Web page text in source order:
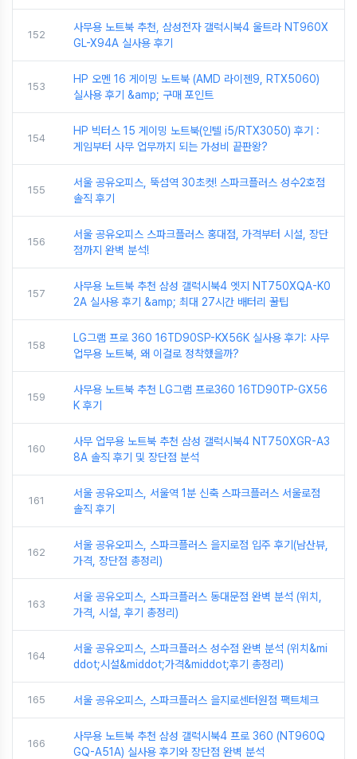
152
사무용 노트북 추천, 삼성전자 갤럭시북4 울트라 NT960X
GL-X94A 실사용 후기
153
HP 오멘 16 게이밍 노트북 (AMD 라이젠9, RTX5060)
실사용 후기 &amp; 구매 포인트
154
HP 빅터스 15 게이밍 노트북(인텔 i5/RTX3050) 후기 :
게임부터 사무 업무까지 되는 가성비 끝판왕?
155
서울 공유오피스, 뚝섬역 30초컷! 스파크플러스 성수2호점
솔직 후기
156
서울 공유오피스 스파크플러스 홍대점, 가격부터 시설, 장단
점까지 완벽 분석!
157
사무용 노트북 추천 삼성 갤럭시북4 엣지 NT750XQA-K0
2A 실사용 후기 &amp; 최대 27시간 배터리 꿀팁
158
LG그램 프로 360 16TD90SP-KX56K 실사용 후기: 사무
업무용 노트북, 왜 이걸로 정착했을까?
159
사무용 노트북 추천 LG그램 프로360 16TD90TP-GX56
K 후기
160
사무 업무용 노트북 추천 삼성 갤럭시북4 NT750XGR-A3
8A 솔직 후기 및 장단점 분석
161
서울 공유오피스, 서울역 1분 신축 스파크플러스 서울로점
솔직 후기
162
서울 공유오피스, 스파크플러스 을지로점 입주 후기(남산뷰,
가격, 장단점 총정리)
163
서울 공유오피스, 스파크플러스 동대문점 완벽 분석 (위치,
가격, 시설, 후기 총정리)
164
서울 공유오피스, 스파크플러스 성수점 완벽 분석 (위치&mi
ddot;시설&middot;가격&middot;후기 총정리)
165 서울 공유오피스, 스파크플러스 을지로센터원점 팩트체크
166
사무용 노트북 추천 삼성 갤럭시북4 프로 360 (NT960Q
GQ-A51A) 실사용 후기와 장단점 완벽 분석